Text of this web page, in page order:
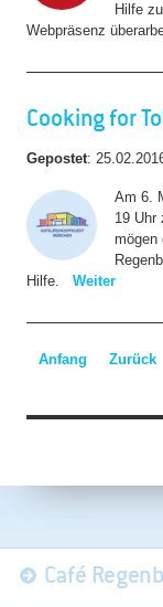
Hilfe
Webpräsenz
Cooking for
Gepostet:
Am 6.
19 Uhr
mögen
Hilfe.
Weiter
Anfang
Zurück
überspringen
Café